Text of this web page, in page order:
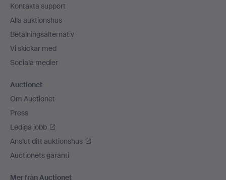
Kontakta support
Alla auktionshus
Betalningsalternativ
Vi skickar med
Sociala medier
Auctionet
Om Auctionet
Press
Lediga jobb
Anslut ditt auktionshus
Auctionets garanti
Mer från Auctionet